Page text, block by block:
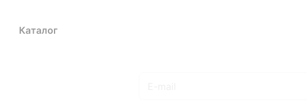
Каталог